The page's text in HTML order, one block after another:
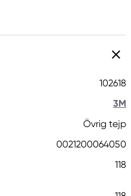
102618
3M
Övrig tejp
0021200064050
118